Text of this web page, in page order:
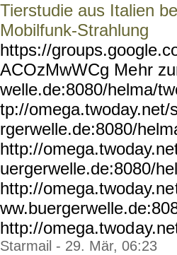
Tierstudie aus Italien
Mobilfunk-Strahlung
https://
ACOzMwWCg Mehr
welle.de:8080/helma/
tp://omega.twoday.net/
rgerwelle.de:8080/
http://
uergerwelle.de:8080/
http://omega.twoday.ne
http://omega.twod
Starmail - 29. Mär, 06:23